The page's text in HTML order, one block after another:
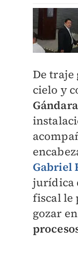
De traje
cielo y
Gándara
Gabriel
jurídica
fiscal le
gozar